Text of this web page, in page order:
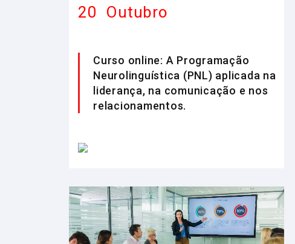
20 Outubro
Curso online: A Programação
Neurolinguística (PNL) aplicada na
liderança, na comunicação e nos
relacionamentos.